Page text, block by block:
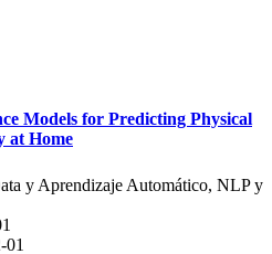
Models for Predicting Physical
at Home
y Aprendizaje Automático, NLP y
01